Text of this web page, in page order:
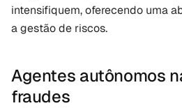
intensifiquem, oferecendo uma
a gestão de riscos.
Agentes autônomos
fraudes